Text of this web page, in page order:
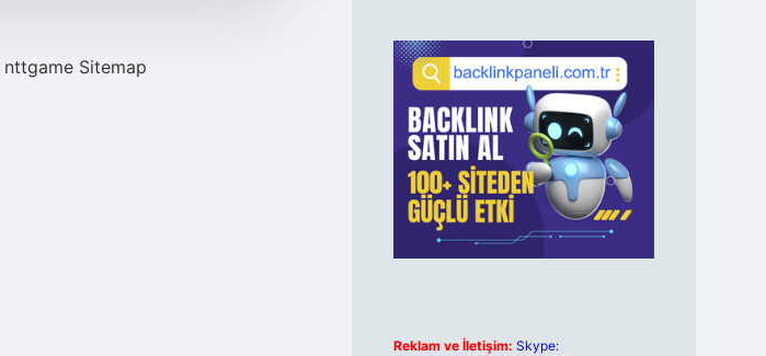
nttgame Sitemap
Reklam ve İletişim: Skype: